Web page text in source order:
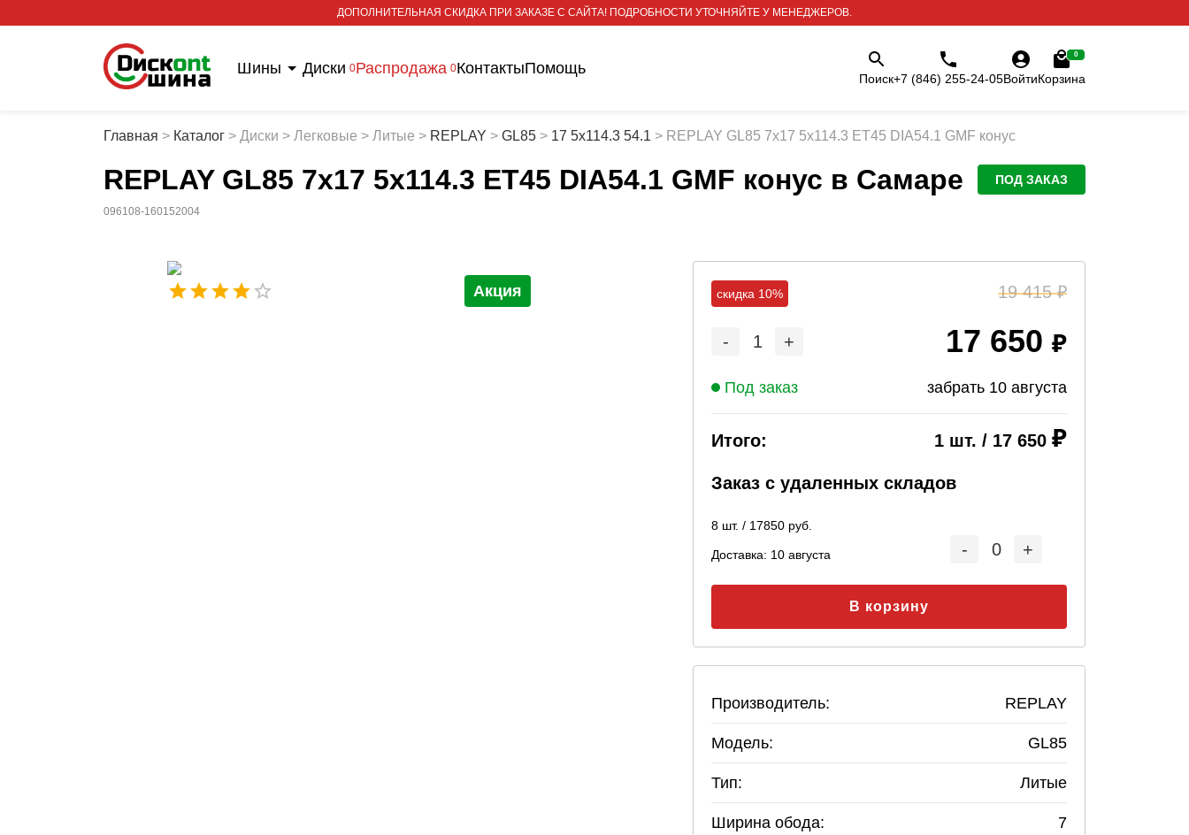
ДОПОЛНИТЕЛЬНАЯ СКИДКА ПРИ ЗАКАЗЕ С САЙТА! ПОДРОБНОСТИ УТОЧНЯЙТЕ У МЕНЕДЖЕРОВ.
Шины Диски 0Распродажа 0КонтактыПомощь
Поиск+7 (846) 255-24-05ВойтиКорзина
0
Главная > Каталог > Диски > Легковые > Литые > REPLAY > GL85 > 17 5x114.3 54.1 > REPLAY GL85 7x17 5x114.3 ET45 DIA54.1 GMF конус
REPLAY GL85 7x17 5x114.3 ET45 DIA54.1 GMF конус в Самаре ПОД ЗАКАЗ
096108-160152004
Акция скидка 10% 19 415
- 1 + 17 650
Под заказ забрать 10 августа
Итого: 1 шт. / 17 650
Заказ с удаленных складов
8 шт. / 17850 руб.
Доставка: 10 августа - 0 +
В корзину
Производитель: REPLAY
Модель: GL85
Тип: Литые
Ширина обода: 7